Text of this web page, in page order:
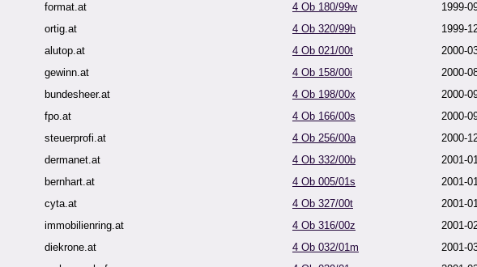
format.at
4 Ob 180/99w 1999-
ortig.at
4 Ob 320/99h 1999-
alutop.at
4 Ob 021/00t 2000-
gewinn.at
4 Ob 158/00i 2000-
bundesheer.at
4 Ob 198/00x 2000-
fpo.at
4 Ob 166/00s 2000-
steuerprofi.at
4 Ob 256/00a 2000-
dermanet.at
4 Ob 332/00b 2001-
bernhart.at
4 Ob 005/01s 2001-
cyta.at
4 Ob 327/00t 2001-
immobilienring.at
4 Ob 316/00z 2001-
diekrone.at
4 Ob 032/01m 2001-